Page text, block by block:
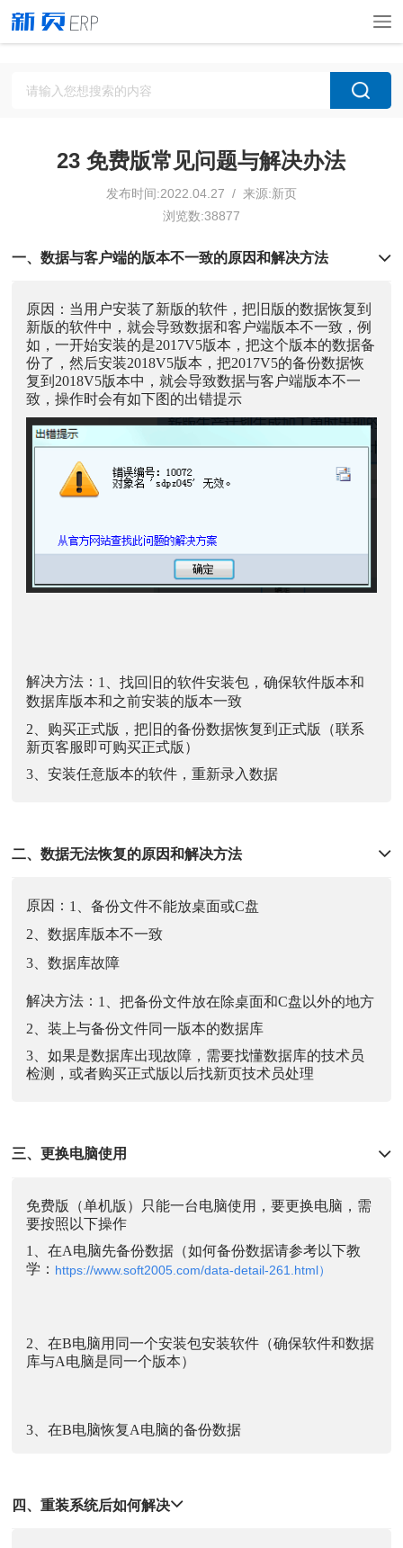
23 免费版常见问题与解决办法
发布时间:2022.04.27 / 来源:新页
浏览数:38877
一、数据与客户端的版本不一致的原因和解决方法
原因：当用户安装了新版的软件，把旧版的数据恢复到
新版的软件中，就会导致数据和客户端版本不一致，例
如，一开始安装的是2017V5版本，把这个版本的数据备
份了，然后安装2018V5版本，把2017V5的备份数据恢
复到2018V5版本中，就会导致数据与客户端版本不一
致，操作时会有如下图的出错提示
解决方法： 1、找回旧的软件安装包，确保软件版本和
数据库版本和之前安装的版本一致
2、购买正式版，把旧的备份数据恢复到正式版（联系
新页客服即可购买正式版）
3、安装任意版本的软件，重新录入数据
二、数据无法恢复的原因和解决方法
原因： 1、备份文件不能放桌面或C盘
2、数据库版本不一致
3、数据库故障
解决方法： 1、把备份文件放在除桌面和C盘以外的地方
2、装上与备份文件同一版本的数据库
3、如果是数据库出现故障，需要找懂数据库的技术员
检测，或者购买正式版以后找新页技术员处理
三、更换电脑使用
免费版（单机版）只能一台电脑使用，要更换电脑，需
要按照以下操作
1、在A电脑先备份数据（如何备份数据请参考以下教
学： https://www.soft2005.com/data-detail-261.html）
2、在B电脑用同一个安装包安装软件（确保软件和数据
库与A电脑是同一个版本）
3、在B电脑恢复A电脑的备份数据
四、重装系统后如何解决